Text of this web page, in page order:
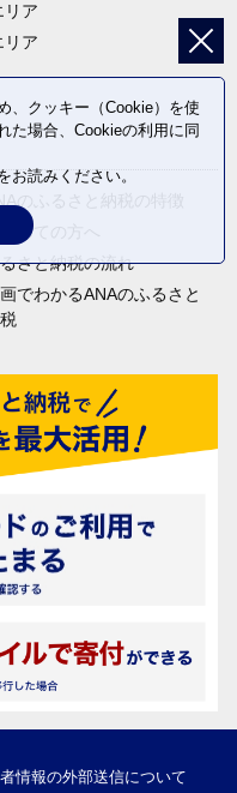
リア
リア
のふるさと納税の特徴
じめての方へ
さと納税の流れ
でわかるANAのふるさと
情報の外部送信について
、クッキー（Cookie）を使
た場合、Cookieの利用に同
お読みください。